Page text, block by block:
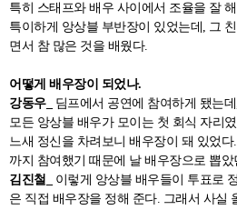
특히 스태프와 배우 사이에서 조율을 잘
특이하게 앙상블 부반장이 있었는데, 그
면서 참 많은 것을 배웠다.
어떻게 배우장이 되었나.
강동우_ 딤프에서 공연에 참여하게 됐는
모든 앙상블 배우가 모이는 첫 회식 자리
느새 정신을 차려보니 배우장이 돼 있었
까지 참여했기 때문에 날 배우장으로 뽑았
김진철_ 이렇게 앙상블 배우들이 투표로
은 직접 배우장을 정해 준다. 그래서 사실